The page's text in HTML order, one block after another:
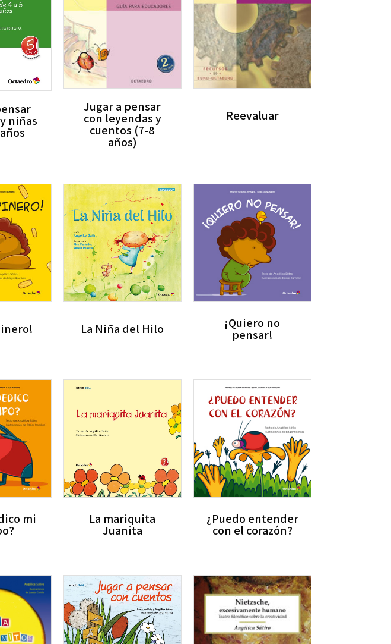
niñas
Jugar a pensar
con leyendas y
cuentos (7-8
años)
Reevaluar
La Niña del Hilo ¡Quiero no
pensar!
mi La mariquita
Juanita
¿Puedo entender
con el corazón?